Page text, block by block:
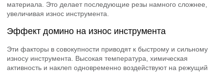
материала. Это делает последующие резы намного сложнее,
увеличивая износ инструмента.
Эффект домино на износ инструмента
Эти факторы в совокупности приводят к быстрому и сильному
износу инструмента. Высокая температура, химическая
активность и наклеп одновременно воздействуют на режущий